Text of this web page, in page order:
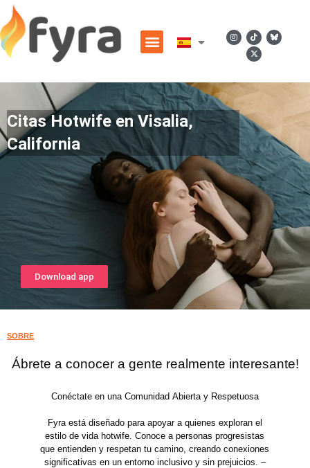
Citas Hotwife en Visalia,
California
Download app
SOBRE
Ábrete a conocer a gente realmente interesante!
Conéctate en una Comunidad Abierta y Respetuosa
Fyra está diseñado para apoyar a quienes exploran el
estilo de vida hotwife. Conoce a personas progresistas
que entienden y respetan tu camino, creando conexiones
significativas en un entorno inclusivo y sin prejuicios. –